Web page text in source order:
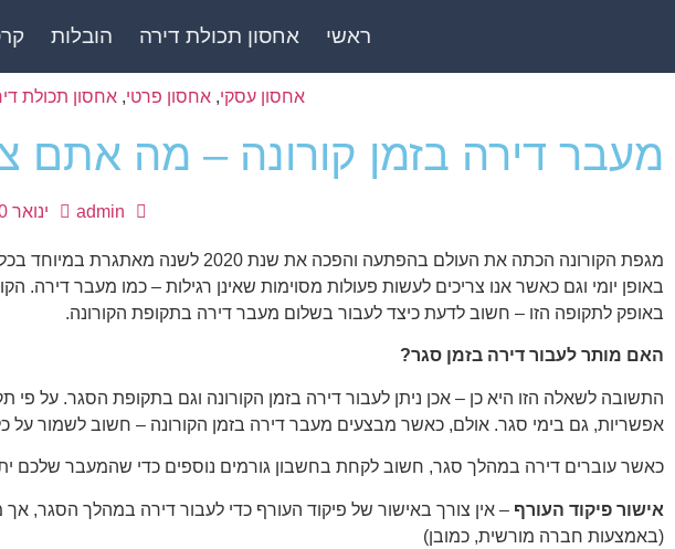
ראשי אחסון תכולת דירה הובלות
אחסון עסקי, אחסון פרטי, אחסון תכולת
מעבר דירה בזמן קורונה – מה אתם
admin ינואר 20, 2021
מגפת הקורונה הכתה את העולם בהפתעה
באופן יומי וגם כאשר אנו צריכים לעשות פעולות מסוימות שאינן רגילות – כמו מעבר דירה.
באופק לתקופה הזו – חשוב לדעת כיצד לעבור בשלום מעבר דירה בתקופת הקורונה.
האם מותר לעבור דירה בזמן סגר?
התשובה לשאלה הזו היא כן – אכן ניתן לעבור דירה בזמן הקורונה וגם בתקופת הסגר. על
אפשריות, גם בימי סגר. אולם, כאשר מבצעים מעבר דירה בזמן הקורונה – חשוב לשמור על
כאשר עוברים דירה במהלך סגר, חשוב לקחת בחשבון גורמים נוספים כדי שהמעבר שלכם
אישור פיקוד העורף – אין צורך באישור של פיקוד העורף כדי לעבור דירה במהלך הסגר, אך
(באמצעות חברה מורשית, כמובן)